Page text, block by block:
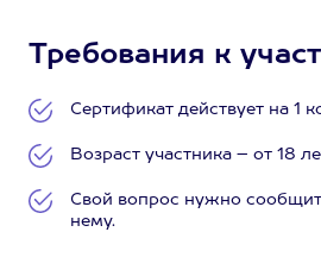
Требования к
Сертификат действует на 1
Возраст участника – от 18
Свой вопрос нужно
нему.